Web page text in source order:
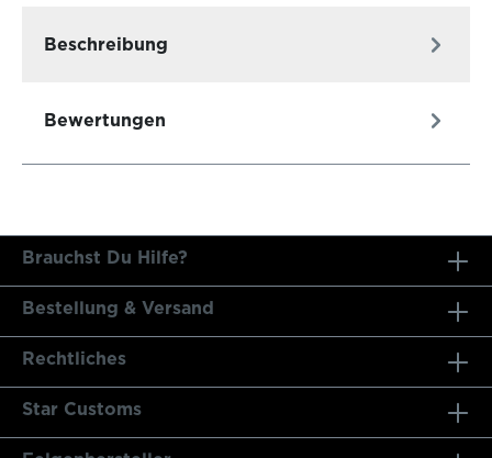
Beschreibung
Bewertungen
Brauchst Du Hilfe?
Bestellung & Versand
Rechtliches
Star Customs